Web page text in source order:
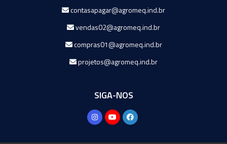
contasapagar@agromeq.ind.br
vendas02@agromeq.ind.br
compras01@agromeq.ind.br
projetos@agromeq.ind.br
SIGA-NOS